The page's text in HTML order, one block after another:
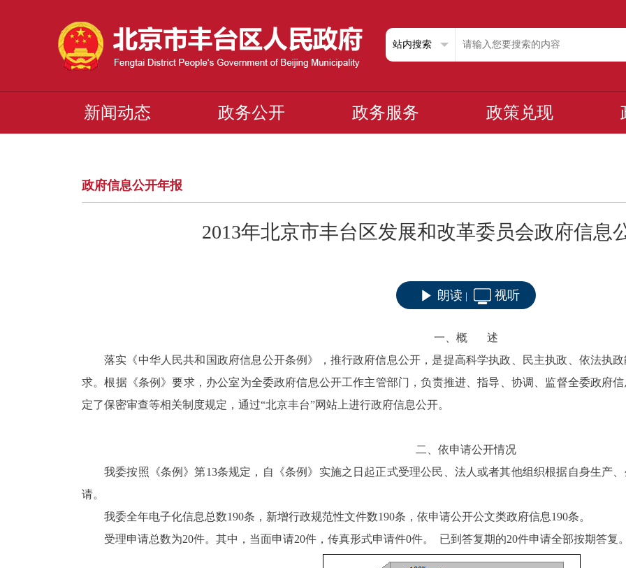
新闻动态 政务公开 政务服务 政策兑现
政府信息公开年报
2013年北京市丰台区发展和改革委员会政府信息
朗读 视听
一、概
述
落实《中华人民共和国政府信息公开条例》，推行政府信息公开，是提高科学执政、民主执政、依法执
求。根据《条例》要求， 办公室为全委政府信息公开工作主管部门，负责推进、指导、协调、监督全委政府
定了保密审查等相关制度规定，通过“北京丰台”网站上进行政府信息公开。
二、依申请公开情况
我委按照《条例》第13条规定，自《条例》实施之日起正式受理公民、法人或者其他组织根据自身生产
请。
我委全年电子化信息总数190条，新增行政规范性文件数190条，依申请公开公文类政府信息190条。
受理申请总数为20件。其中，当面申请20件，传真形式申请件0件。 已到答复期的20件申请全部按期答复